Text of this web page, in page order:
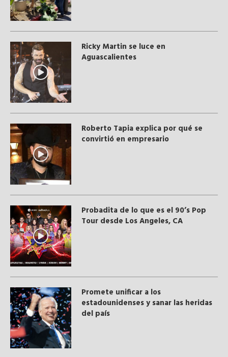
Ricky Martin se luce en
Aguascalientes
Roberto Tapia explica por qué se
convirtió en empresario
Probadita de lo que es el 90’s Pop
Tour desde Los Angeles, CA
Promete unificar a los
estadounidenses y sanar las heridas
del país